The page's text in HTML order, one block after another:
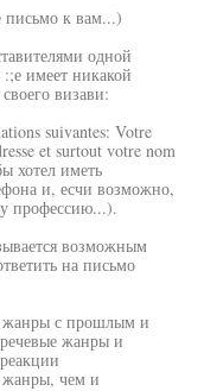
письмо к вам...)
одной
имеет никакой
визави:
suivantes: Votre
et surtout votre nom
хотел иметь
и, есчи возможно,
профессию...).
возможным
на письмо
жанры с прошлым и
жанры и
жанры, чем и